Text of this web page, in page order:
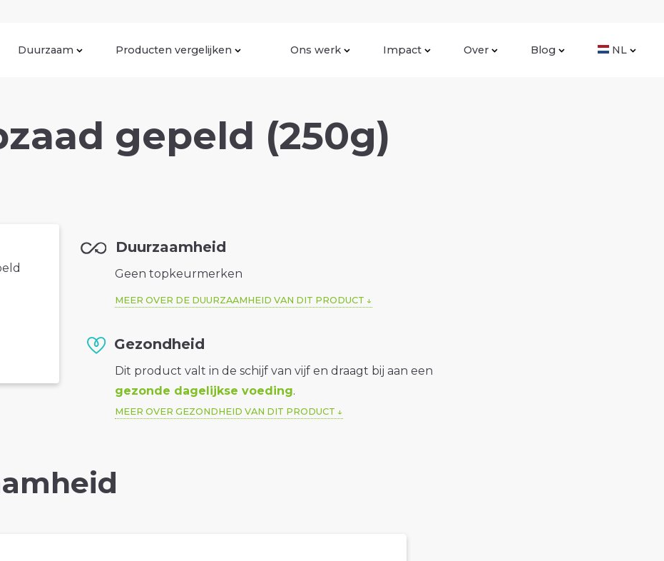
Duurzaam Producten vergelijken Ons werk Impact Over Blog NL
gepeld (250g)
Duurzaamheid
Geen topkeurmerken
MEER OVER DE DUURZAAMHEID VAN DIT PRODUCT
Gezondheid
Dit product valt in de schijf van vijf en draagt bij aan een
gezonde dagelijkse voeding.
MEER OVER GEZONDHEID VAN DIT PRODUCT